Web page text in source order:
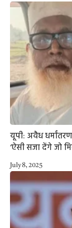
यूपी: अवैध
‘ऐसी सजा देंगे जो
July 8, 2025